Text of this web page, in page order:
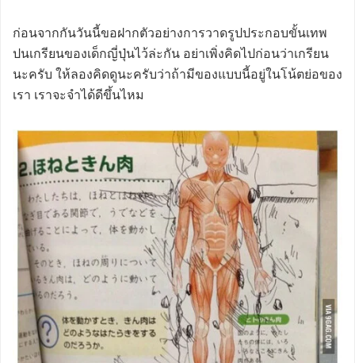
ก่อนจากกันวันนี้ขอฝากตัวอย่างการวาดรูปประกอบขั้นเทพ
ปนเกรียนของเด็กญี่ปุ่นไว้ล่ะกัน อย่าเพิ่งคิดไปก่อนว่าเกรียน
นะครับ ให้ลองคิดดูนะครับว่าถ้ามีของแบบนี้อยู่ในโน้ตย่อของ
เรา เราจะจำได้ดีขึ้นไหม